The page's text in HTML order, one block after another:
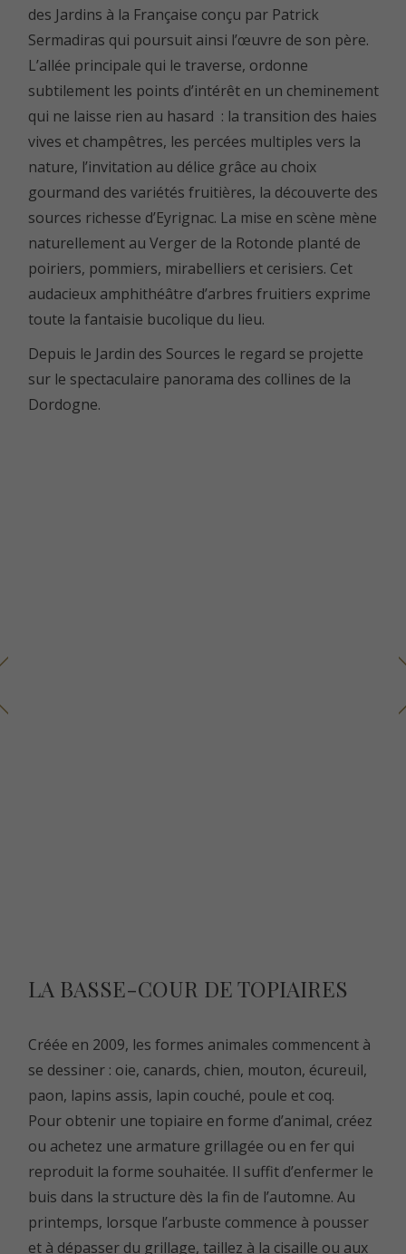
des Jardins à la Française conçu par Patrick
Sermadiras qui poursuit ainsi l’œuvre de son père.
L’allée principale qui le traverse, ordonne
subtilement les points d’intérêt en un cheminement
qui ne laisse rien au hasard : la transition des haies
vives et champêtres, les percées multiples vers la
nature, l’invitation au délice grâce au choix
gourmand des variétés fruitières, la découverte des
sources richesse d’Eyrignac. La mise en scène mène
naturellement au Verger de la Rotonde planté de
poiriers, pommiers, mirabelliers et cerisiers. Cet
audacieux amphithéâtre d’arbres fruitiers exprime
toute la fantaisie bucolique du lieu.
Depuis le Jardin des Sources le regard se projette
sur le spectaculaire panorama des collines de la
Dordogne.
LA BASSE-COUR DE TOPIAIRES
Créée en 2009, les formes animales commencent à
se dessiner : oie, canards, chien, mouton, écureuil,
paon, lapins assis, lapin couché, poule et coq.
Pour obtenir une topiaire en forme d’animal, créez
ou achetez une armature grillagée ou en fer qui
reproduit la forme souhaitée. Il suffit d’enfermer le
buis dans la structure dès la fin de l’automne. Au
printemps, lorsque l’arbuste commence à pousser
et à dépasser du grillage, taillez à la cisaille ou aux